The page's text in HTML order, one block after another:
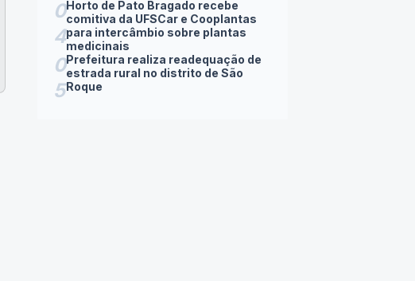
0
4
Horto de Pato Bragado recebe
comitiva da UFSCar e Cooplantas
para intercâmbio sobre plantas
medicinais
0
5
Prefeitura realiza readequação de
estrada rural no distrito de São
Roque